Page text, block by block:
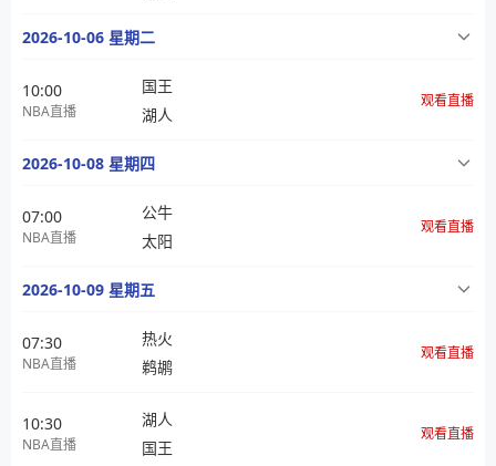
2026-10-06 星期二
10:00
NBA直播
国王
湖人
观看直播
2026-10-08 星期四
07:00
NBA直播
公牛
太阳
观看直播
2026-10-09 星期五
07:30
NBA直播
热火
鹈鹕
观看直播
10:30
NBA直播
湖人
国王
观看直播